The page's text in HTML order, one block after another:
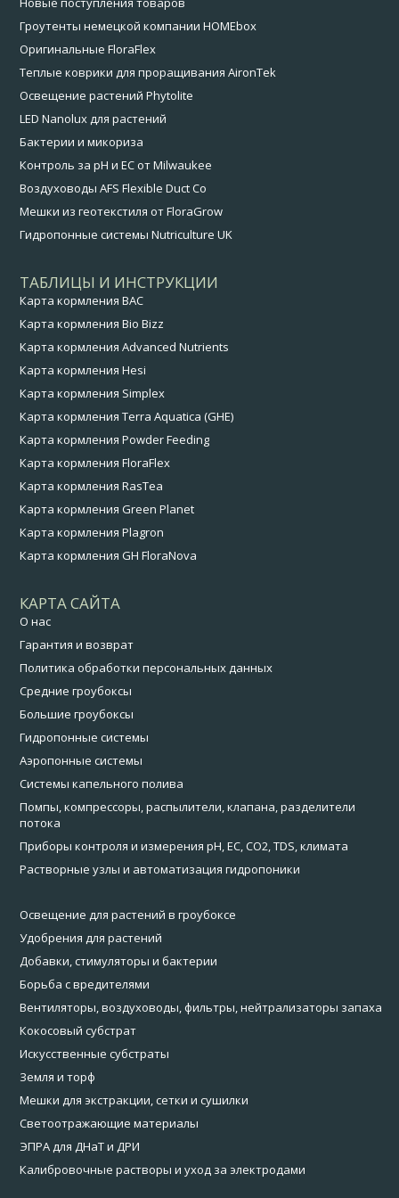
Гроутенты немецкой компании HOMEbox
Оригинальные FloraFlex
Теплые коврики для проращивания AironTek
Освещение растений Phytolite
LED Nanolux для растений
Бактерии и микориза
Контроль за pH и EC от Milwaukee
Воздуховоды AFS Flexible Duct Co
Мешки из геотекстиля от FloraGrow
Гидропонные системы Nutriculture UK
ТАБЛИЦЫ И ИНСТРУКЦИИ
Карта кормления BAC
Карта кормления Bio Bizz
Карта кормления Advanced Nutrients
Карта кормления Hesi
Карта кормления Simplex
Карта кормления Terra Aquatica (GHE)
Карта кормления Powder Feeding
Карта кормления FloraFlex
Карта кормления RasTea
Карта кормления Green Planet
Карта кормления Plagron
Карта кормления GH FloraNova
КАРТА САЙТА
О нас
Гарантия и возврат
Политика обработки персональных данных
Средние гроубоксы
Большие гроубоксы
Гидропонные системы
Аэропонные системы
Системы капельного полива
Помпы, компрессоры, распылители, клапана, разделители
потока
Приборы контроля и измерения pH, EC, CO2, TDS, климата
Растворные узлы и автоматизация гидропоники
Освещение для растений в гроубоксе
Удобрения для растений
Добавки, стимуляторы и бактерии
Борьба с вредителями
Вентиляторы, воздуховоды, фильтры, нейтрализаторы запаха
Кокосовый субстрат
Искусственные субстраты
Земля и торф
Мешки для экстракции, сетки и сушилки
Светоотражающие материалы
ЭПРА для ДНаТ и ДРИ
Калибровочные растворы и уход за электродами